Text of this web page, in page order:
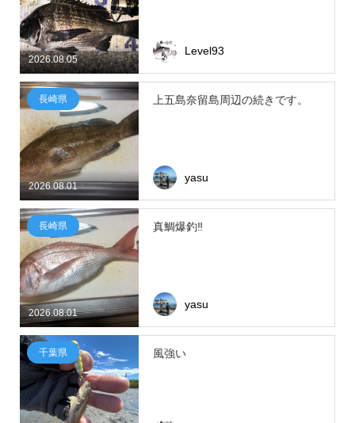
2026.08.05
Level93
2026.08.01
長崎県 上五島奈留島周辺の続きです。
yasu
2026.08.01
長崎県 真鯛爆釣‼
yasu
千葉県 風強い